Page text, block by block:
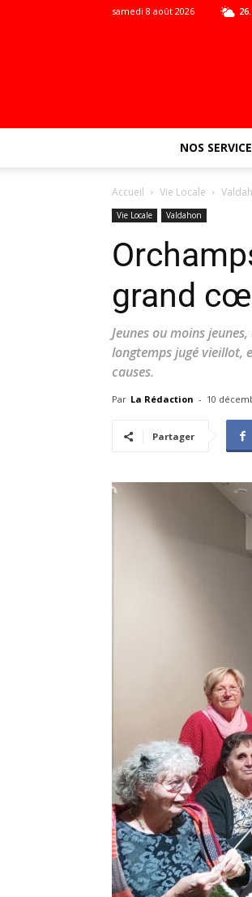
samedi 8 août 2026
NOS
Accueil Vie Locale
Vie Locale Valdahon
grand
Jeunes ou moins
longtemps jugé vieillot,
causes.
Par La Rédaction - 10
Partager